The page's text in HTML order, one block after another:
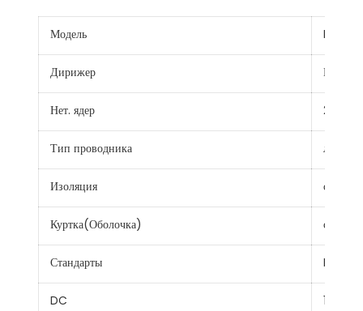
Модель
Дирижер Провод
Нет. ядер 2
Тип проводника
Изоляция
Куртка(Оболочка)
Стандарты BS EN
DC 1.5кв